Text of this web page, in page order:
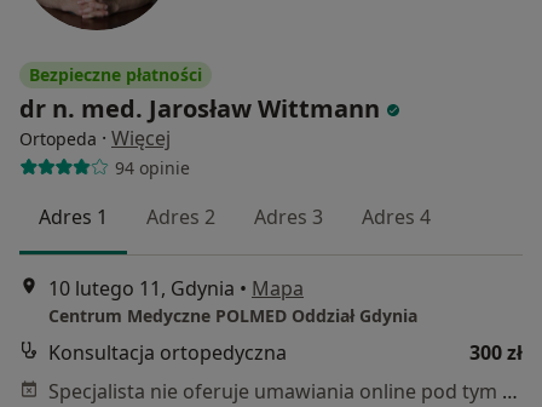
Bezpieczne płatności
dr n. med. Jarosław Wittmann
Ortopeda · Więcej
94 opinie
Adres 1 Adres 2 Adres 3 Adres 4
10 lutego 11, Gdynia • Mapa
Centrum Medyczne POLMED Oddział Gdynia
Konsultacja ortopedyczna
300 zł
Specjalista nie oferuje umawiania online pod tym adresem.